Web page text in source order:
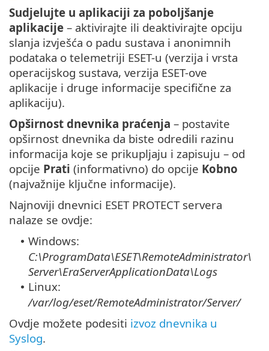
Sudjelujte u aplikaciji za poboljšanje
aplikacije – aktivirajte ili deaktivirajte opciju
slanja izvješća o padu sustava i anonimnih
podataka o telemetriji ESET-u (verzija i vrsta
operacijskog sustava, verzija ESET-ove
aplikacije i druge informacije specifične za
aplikaciju).
Opširnost dnevnika praćenja – postavite
opširnost dnevnika da biste odredili razinu
informacija koje se prikupljaju i zapisuju – od
opcije Prati (informativno) do opcije Kobno
(najvažnije ključne informacije).
Najnoviji dnevnici ESET PROTECT servera
nalaze se ovdje:
• Windows:
C:\ProgramData\ESET\RemoteAdministrator\
Server\EraServerApplicationData\Logs
• Linux:
/var/log/eset/RemoteAdministrator/Server/
Ovdje možete podesiti izvoz dnevnika u
Syslog.